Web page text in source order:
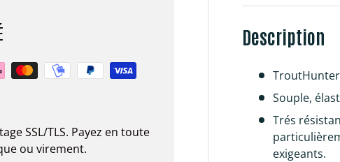
Description
Souple,
Trés
exigeants.
SSL/TLS. Payez en toute
ou virement.